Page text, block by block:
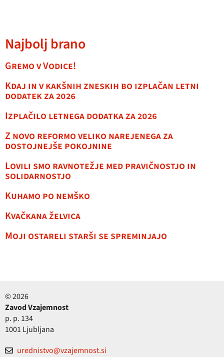
Najbolj brano
Gremo v Vodice!
Kdaj in v kakšnih zneskih bo izplačan letni
dodatek za 2026
Izplačilo letnega dodatka za 2026
Z novo reformo veliko narejenega za
dostojnejše pokojnine
Lovili smo ravnotežje med pravičnostjo in
solidarnostjo
Kuhamo po nemško
Kvačkana želvica
Moji ostareli starši se spreminjajo
© 2026
Zavod Vzajemnost
p. p. 134
1001 Ljubljana
urednistvo@vzajemnost.si